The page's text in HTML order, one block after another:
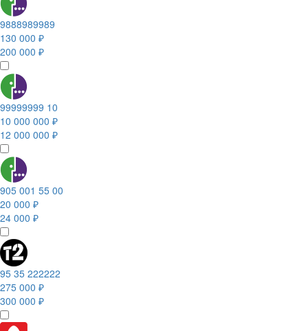
9888989989
130 000 ₽
200 000 ₽
99999999 10
10 000 000 ₽
12 000 000 ₽
905 001 55 00
20 000 ₽
24 000 ₽
95 35 222222
275 000 ₽
300 000 ₽